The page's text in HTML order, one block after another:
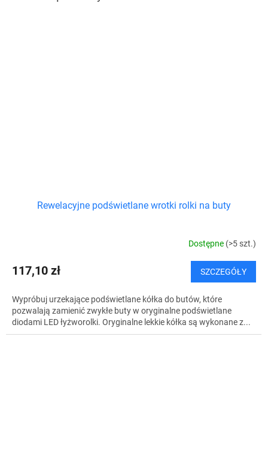
Rewelacyjne podświetlane wrotki rolki na buty
Dostępne (>5 szt.)
117,10 zł SZCZEGÓŁY
Wypróbuj urzekające podświetlane kółka do butów, które
pozwalają zamienić zwykłe buty w oryginalne podświetlane
diodami LED łyżworolki. Oryginalne lekkie kółka są wykonane z...